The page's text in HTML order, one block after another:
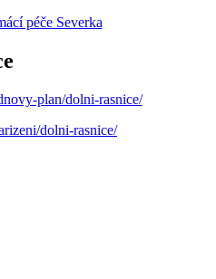
péče Severka
plan/dolni-rasnice/
dolni-rasnice/